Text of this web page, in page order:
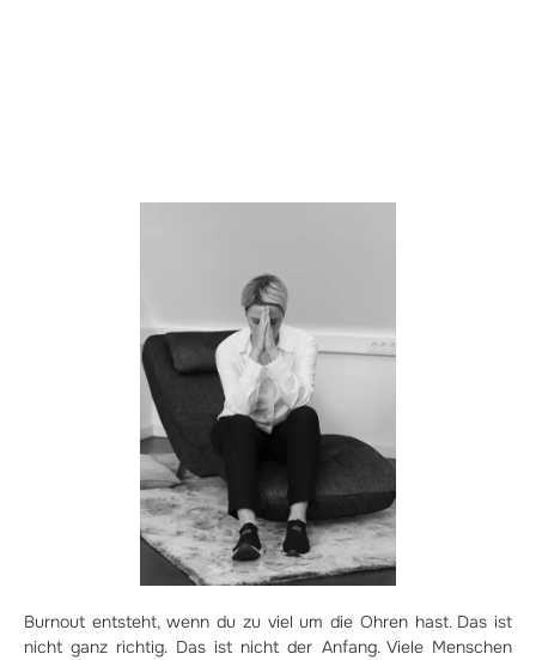
Burnout entsteht, wenn du zu viel um die Ohren hast. Das ist
nicht ganz richtig. Das ist nicht der Anfang. Viele Menschen